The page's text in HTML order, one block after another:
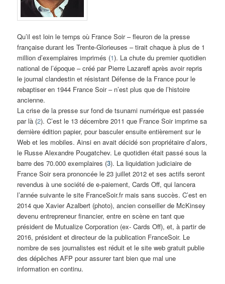
Qu’il est loin le temps où France Soir – fleuron de la presse
française durant les Trente-Glorieuses – tirait chaque à plus de 1
million d’exemplaires imprimés (1). La chute du premier quotidien
national de l’époque – créé par Pierre Lazareff après avoir repris
le journal clandestin et résistant Défense de la France pour le
rebaptiser en 1944 France Soir – n’est plus que de l’histoire
ancienne.
La crise de la presse sur fond de tsunami numérique est passée
par là (2). C’est le 13 décembre 2011 que France Soir imprime sa
dernière édition papier, pour basculer ensuite entièrement sur le
Web et les mobiles. Ainsi en avait décidé son propriétaire d’alors,
le Russe Alexandre Pougatchev. Le quotidien était passé sous la
barre des 70.000 exemplaires (3). La liquidation judiciaire de
France Soir sera prononcée le 23 juillet 2012 et ses actifs seront
revendus à une société de e-paiement, Cards Off, qui lancera
l’année suivante le site FranceSoir.fr mais sans succès. C’est en
2014 que Xavier Azalbert (photo), ancien conseiller de McKinsey
devenu entrepreneur financier, entre en scène en tant que
président de Mutualize Corporation (ex- Cards Off), et, à partir de
2016, président et directeur de la publication FranceSoir. Le
nombre de ses journalistes est réduit et le site web gratuit publie
des dépêches AFP pour assurer tant bien que mal une
information en continu.